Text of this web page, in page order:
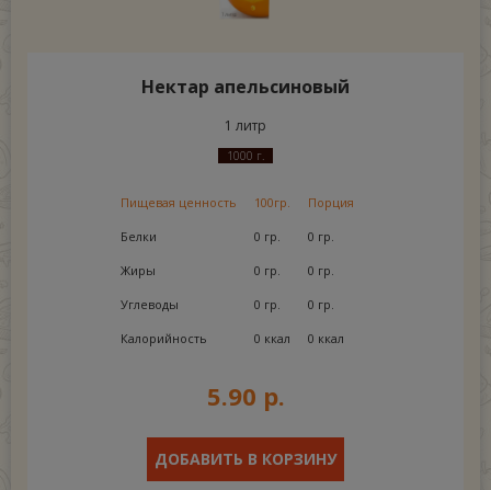
Нектар апельсиновый
1 литр
1000 г.
Пищевая ценность 100гр. Порция
Белки 0 гр. 0 гр.
Жиры 0 гр. 0 гр.
Углеводы 0 гр. 0 гр.
Калорийность 0 ккал 0 ккал
5.90 р.
ДОБАВИТЬ В КОРЗИНУ